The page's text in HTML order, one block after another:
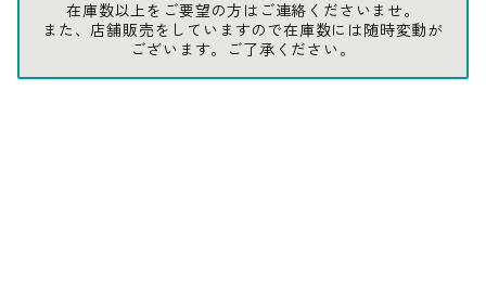
バッグ
BORA
在庫数以上をご要望の方はご連絡くださいませ。
また、店舗販売をしていますので在庫数には随時変動が
ございます。ご了承ください。